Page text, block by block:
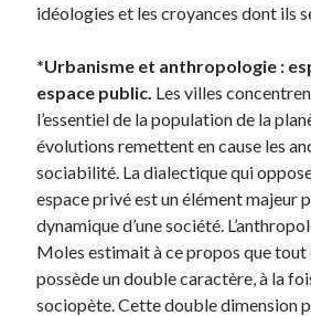
idéologies et les croyances dont ils
*Urbanisme et anthropologie :
espace public. Les villes
l’essentiel de la population de la
évolutions remettent en cause les
sociabilité. La dialectique qui
espace privé est un élément majeur
dynamique d’une société.
Moles estimait à ce propos que tout
possède un double caractère, à la
sociopète. Cette double dimension